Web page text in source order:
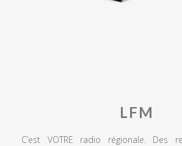
LFM
C’est VOTRE radio régionale. Des